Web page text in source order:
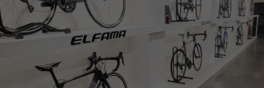
페이코 ID로